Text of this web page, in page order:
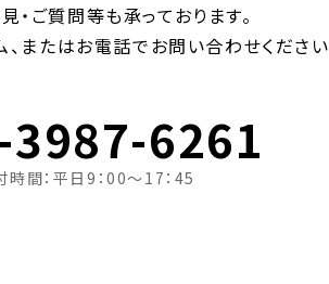
・ご質問等も承っております。
またはお電話でお問い合わせください
3987-6261
時間：平日9：00～17：45